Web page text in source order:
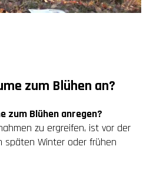
zum Blühen an?
zum Blühen anregen?
zu ergreifen, ist vor der
späten Winter oder frühen